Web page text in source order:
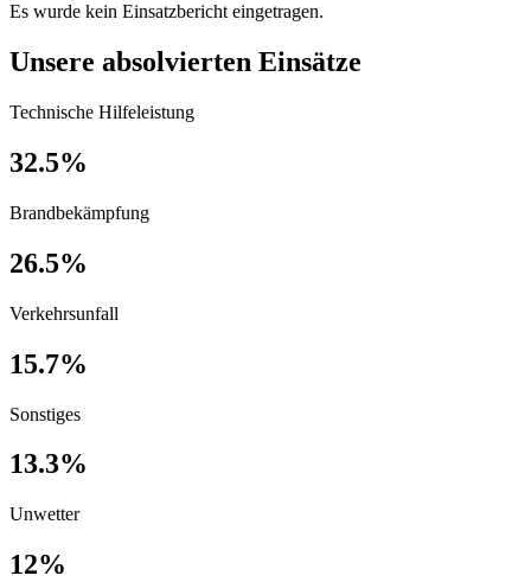
Es wurde kein Einsatzbericht eingetragen.
Unsere absolvierten Einsätze
Technische Hilfeleistung
32.5%
Brandbekämpfung
26.5%
Verkehrsunfall
15.7%
Sonstiges
13.3%
Unwetter
12%